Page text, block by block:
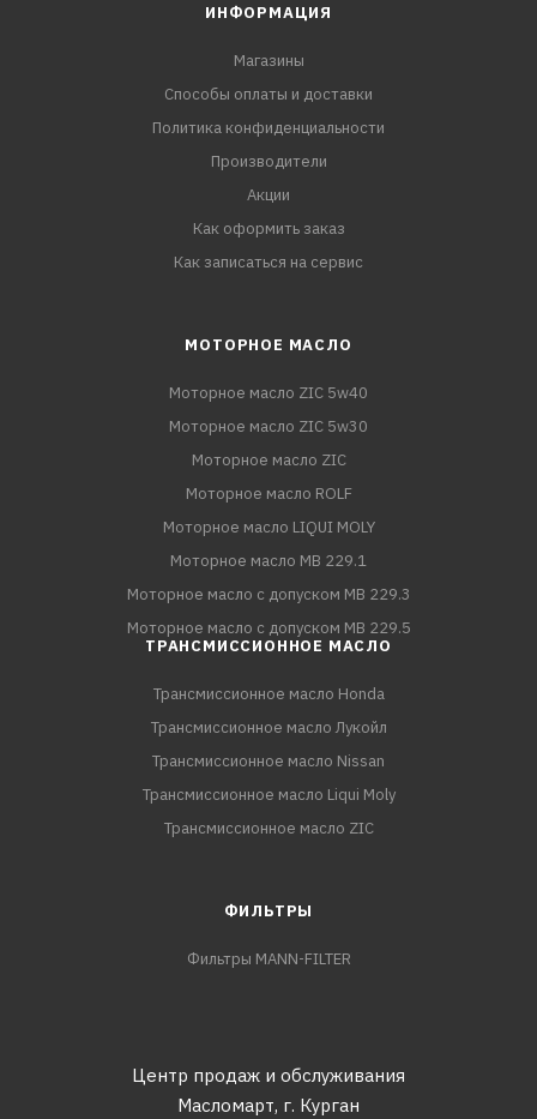
ИНФОРМАЦИЯ
Магазины
Способы оплаты и доставки
Политика конфиденциальности
Производители
Акции
Как оформить заказ
Как записаться на сервис
МОТОРНОЕ МАСЛО
Моторное масло ZIC 5w40
Моторное масло ZIC 5w30
Моторное масло ZIC
Моторное масло ROLF
Моторное масло LIQUI MOLY
Моторное масло MB 229.1
Моторное масло с допуском MB 229.3
Моторное масло с допуском MB 229.5
ТРАНСМИССИОННОЕ МАСЛО
Трансмиссионное масло Honda
Трансмиссионное масло Лукойл
Трансмиссионное масло Nissan
Трансмиссионное масло Liqui Moly
Трансмиссионное масло ZIC
ФИЛЬТРЫ
Фильтры MANN-FILTER
Центр продаж и обслуживания
Масломарт, г. Курган